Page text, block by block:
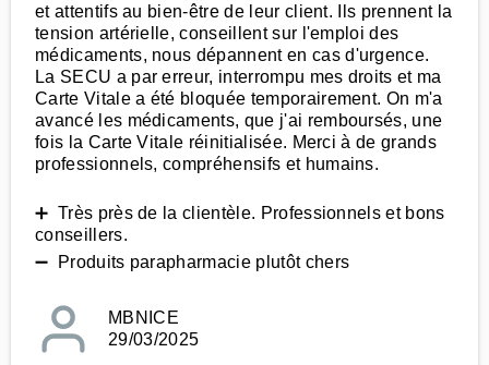
et attentifs au bien-être de leur client. Ils prennent la
tension artérielle, conseillent sur l'emploi des
médicaments, nous dépannent en cas d'urgence.
La SECU a par erreur, interrompu mes droits et ma
Carte Vitale a été bloquée temporairement. On m'a
avancé les médicaments, que j'ai remboursés, une
fois la Carte Vitale réinitialisée. Merci à de grands
professionnels, compréhensifs et humains.
➕ Très près de la clientèle. Professionnels et bons
conseillers.
➖ Produits parapharmacie plutôt chers
MBNICE
29/03/2025